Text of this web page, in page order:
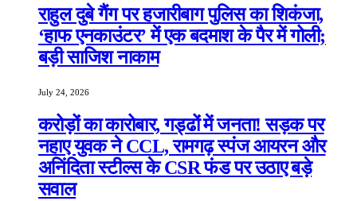
राहुल दुबे गैंग पर हजारीबाग पुलिस का शिकंजा,
‘हाफ एनकाउंटर’ में एक बदमाश के पैर में गोली;
बड़ी साजिश नाकाम
July 24, 2026
करोड़ों का कारोबार, गड्ढों में जनता! सड़क पर
नहाए युवक ने CCL, रामगढ़ स्पंज आयरन और
अनिंदिता स्टील्स के CSR फंड पर उठाए बड़े
सवाल